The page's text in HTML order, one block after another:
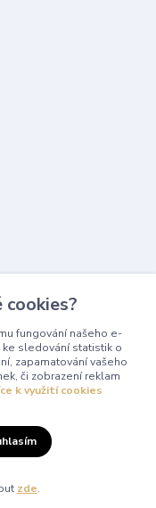
cookies?
fungování našeho e-
sledování statistik o
zapamatování vašeho
či zobrazení reklam
k využití cookies
zde.